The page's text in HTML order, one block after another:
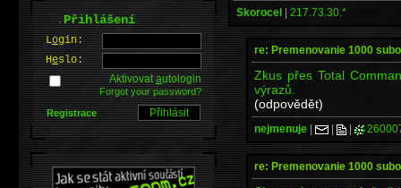
Skorocel | 217.73.30.*
re: Premenovanie 1000
Zkus přes Total
výrazů.
(odpovědět)
nejmenuje | | |
re: Premenovanie 1000
.Přihlášení
Login:
Heslo:
Aktivovatautologin
Forgot your password?
Registrace